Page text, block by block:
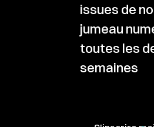
issues de
jumeau
toutes les
semaines